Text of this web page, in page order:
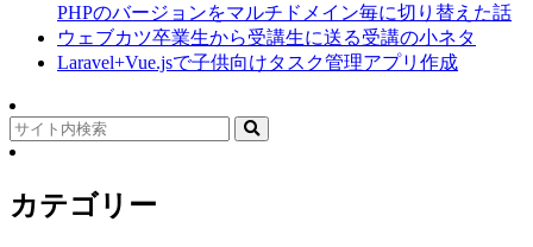
PHPのバージョンをマルチドメイン毎に切り替えた話
ウェブカツ卒業生から受講生に送る受講の小ネタ
Laravel+Vue.jsで子供向けタスク管理アプリ作成
Search
for:
カテゴリー